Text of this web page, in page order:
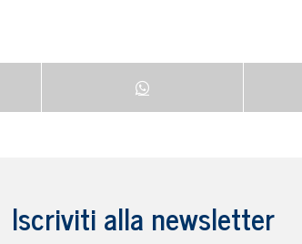
Iscriviti alla newsletter